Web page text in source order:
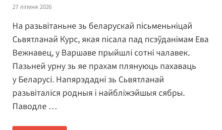
27 ліпеня 2026
На разьвітаньне зь беларускай пісьменьніцай
Сьвятланай Курс, якая пісала пад псэўданімам Ева
Вежнавец, у Варшаве прыйшлі сотні чалавек.
Пазьней урну зь яе прахам плянуюць пахаваць
у Беларусі. Напярэдадні зь Сьвятланай
разьвіталіся родныя і найбліжэйшыя сябры.
Паводле …